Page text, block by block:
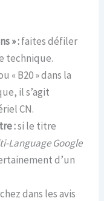
» :faites défiler
technique.
« B20 » dans la
il s’agit
CN.
:si le titre
Language Google
d’un
dans les avis